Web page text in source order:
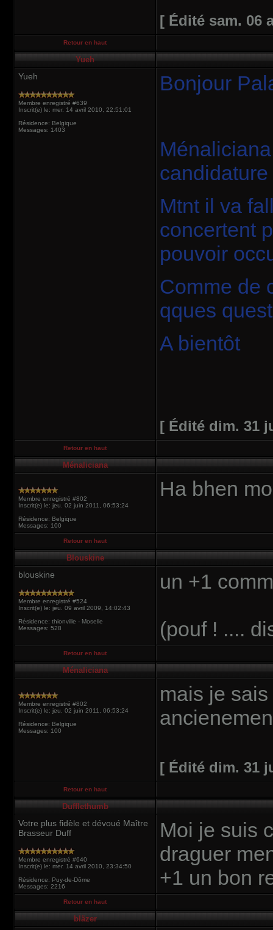
[ Édité sam. 06
Retour en haut
Yueh
Yueh
Membre enregistré #639
Inscrit(e) le: mer. 14 avril 2010, 22:51:01
Résidence: Belgique
Messages: 1403
Bonjour
Mtnt il va
concertent
pouvoir
Comme de
qques
A bientôt
[ Édité dim. 31
Retour en haut
Ménaliciana
Membre enregistré #802
Inscrit(e) le: jeu. 02 juin 2011, 06:53:24
Résidence: Belgique
Messages: 100
Ha bhen
Retour en haut
Blouskine
blouskine
Membre enregistré #524
Inscrit(e) le: jeu. 09 avril 2009, 14:02:43
Résidence: thionville - Moselle
Messages: 528
un +1
(pouf ! ....
Retour en haut
Ménaliciana
Membre enregistré #802
Inscrit(e) le: jeu. 02 juin 2011, 06:53:24
Résidence: Belgique
Messages: 100
mais je
[ Édité dim. 31
Retour en haut
Dufflethumb
Votre plus fidèle et dévoué Maître
Brasseur Duff
Membre enregistré #640
Inscrit(e) le: mer. 14 avril 2010, 23:34:50
Résidence: Puy-de-Dôme
Messages: 2216
Moi je suis
draguer
+1 un bon
Retour en haut
bläzer